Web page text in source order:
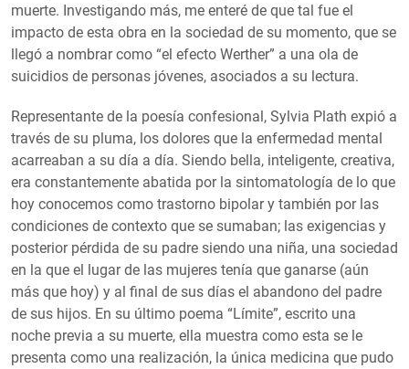
muerte. Investigando más, me enteré de que tal fue el
impacto de esta obra en la sociedad de su momento, que se
llegó a nombrar como “el efecto Werther” a una ola de
suicidios de personas jóvenes, asociados a su lectura.
Representante de la poesía confesional, Sylvia Plath expió a
través de su pluma, los dolores que la enfermedad mental
acarreaban a su día a día. Siendo bella, inteligente, creativa,
era constantemente abatida por la sintomatología de lo que
hoy conocemos como trastorno bipolar y también por las
condiciones de contexto que se sumaban; las exigencias y
posterior pérdida de su padre siendo una niña, una sociedad
en la que el lugar de las mujeres tenía que ganarse (aún
más que hoy) y al final de sus días el abandono del padre
de sus hijos. En su último poema “Límite”, escrito una
noche previa a su muerte, ella muestra como esta se le
presenta como una realización, la única medicina que pudo